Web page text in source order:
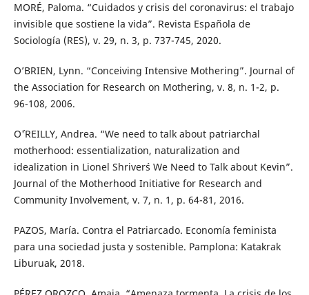
MORÉ, Paloma. “Cuidados y crisis del coronavirus: el trabajo
invisible que sostiene la vida”. Revista Española de
Sociología (RES), v. 29, n. 3, p. 737-745, 2020.
O’BRIEN, Lynn. “Conceiving Intensive Mothering”. Journal of
the Association for Research on Mothering, v. 8, n. 1-2, p.
96-108, 2006.
O´'REILLY, Andrea. “We need to talk about patriarchal
motherhood: essentialization, naturalization and
idealization in Lionel Shriver´s We Need to Talk about Kevin”.
Journal of the Motherhood Initiative for Research and
Community Involvement, v. 7, n. 1, p. 64-81, 2016.
PAZOS, María. Contra el Patriarcado. Economía feminista
para una sociedad justa y sostenible. Pamplona: Katakrak
Liburuak, 2018.